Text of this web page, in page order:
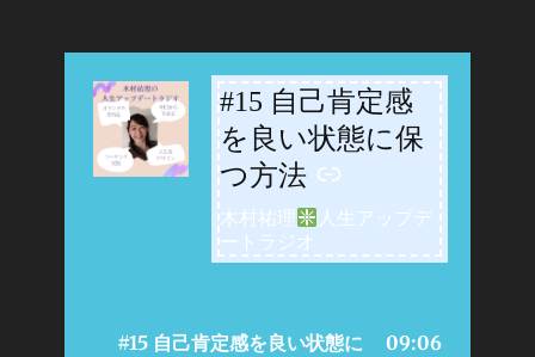
#15 自己肯定感
を良い状態に保
つ方法
-
木村祐理
人生アップデ
ートラジオ
#15 自己肯定感を良い状態に 09:06